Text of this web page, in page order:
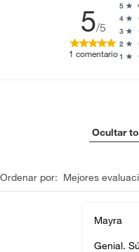
5/5
1 comentario1
2
3
4
5
Ocultar
Ordenar por: Mejores
Mayra
Genial.